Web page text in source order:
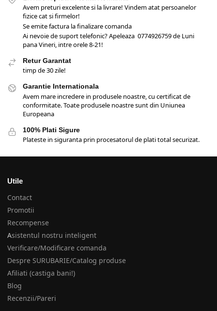
Avem preturi excelente si la livrare! Vindem atat persoanelor
fizice cat si firmelor!
Se emite factura la finalizare comanda
Ai nevoie de suport telefonic? Apeleaza 0774926759 de Luni
pana Vineri, intre orele 8-21!
Retur Garantat
timp de 30 zile!
Garantie Internationala
Avem mare incredere in produsele noastre, cu certificat de
conformitate. Toate produsele noastre sunt din Uniunea
Europeana
100% Plati Sigure
Plateste in siguranta prin procesatorul de plati total securizat.
Utile
Contact
Promotii
Recompense
Asistentul nostru inteligent
Verificare/Modificare comanda
Despre SURUBARIE/Catalog produse
Afiliati (castiga bani!)
Blog
Recenzii/Pareri